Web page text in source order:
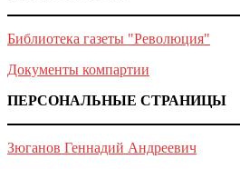
Библиотека газеты "Революция"
Документы компартии
ПЕРСОНАЛЬНЫЕ СТРАНИЦЫ
Зюганов Геннадий Андреевич